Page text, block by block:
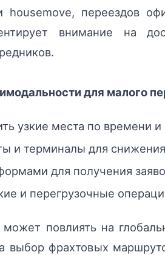
housemove, переездов
внимание на
для малого
узкие места по времени и
и терминалы для
для получения
и перегрузочные
может повлиять на
выбор фрахтовых